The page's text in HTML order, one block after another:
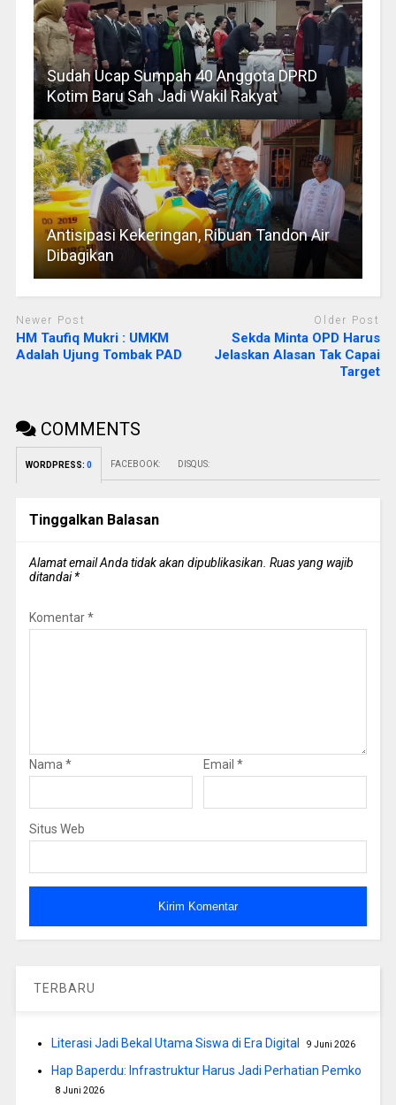
Sudah Ucap Sumpah 40 Anggota DPRD
Kotim Baru Sah Jadi Wakil Rakyat
Antisipasi Kekeringan, Ribuan Tandon Air
Dibagikan
Newer Post
HM Taufiq Mukri : UMKM
Adalah Ujung Tombak PAD
Older Post
Sekda Minta OPD Harus
Jelaskan Alasan Tak Capai
Target
COMMENTS
WORDPRESS: 0 FACEBOOK: DISQUS:
Tinggalkan Balasan
Alamat email Anda tidak akan dipublikasikan. Ruas yang wajib
ditandai*
Komentar*
Nama* Email *
Situs Web
TERBARU
Literasi Jadi Bekal Utama Siswa di Era Digital 9 Juni 2026
Hap Baperdu: Infrastruktur Harus Jadi Perhatian Pemko
8 Juni 2026